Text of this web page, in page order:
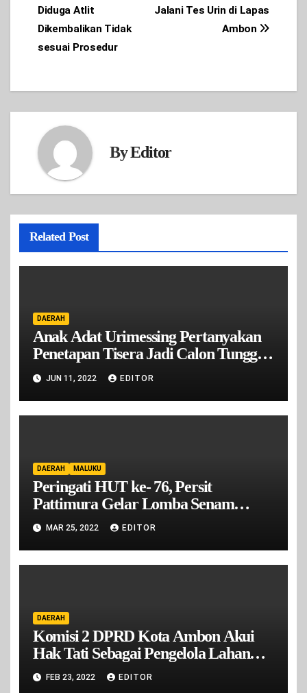
Jalani Tes Urin di Lapas
Ambon
Diduga Atlit
Dikembalikan Tidak
sesuai Prosedur
ByEditor
Related Post
DAERAH
Anak Adat Urimessing Pertanyakan
Penetapan Tisera Jadi Calon Tunggal
Raja Urimesing Oleh DPRD Kota
Ambon
JUN 11, 2022 EDITOR
DAERAH MALUKU
Peringati HUT ke- 76, Persit
Pattimura Gelar Lomba Senam
Kreasi
MAR 25, 2022 EDITOR
DAERAH
Komisi 2 DPRD Kota Ambon Akui
Hak Tati Sebagai Pengelola Lahan
Lapak Cakbor Mardika
FEB 23, 2022 EDITOR